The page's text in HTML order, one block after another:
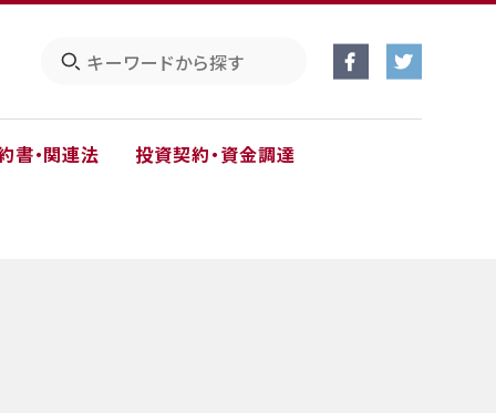
書・関連法 投資契約・資金調達